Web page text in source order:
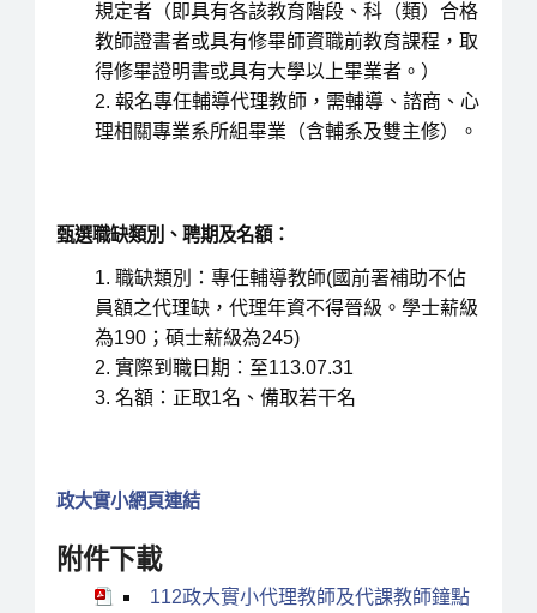
規定者（即具有各該教育階段、科（類）合格
教師證書者或具有修畢師資職前教育課程，取
得修畢證明書或具有大學以上畢業者。）
報名專任輔導代理教師，需輔導、諮商、心
理相關專業系所組畢業（含輔系及雙主修）。
甄選職缺類別、聘期及名額：
職缺類別：專任輔導教師(國前署補助不佔
員額之代理缺，代理年資不得晉級。學士薪級
為190；碩士薪級為245)
實際到職日期：至113.07.31
名額：正取1名、備取若干名
政大實小網頁連結
附件下載
112政大實小代理教師及代課教師鐘點